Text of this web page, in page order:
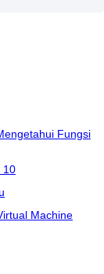
Fungsi
10
Machine